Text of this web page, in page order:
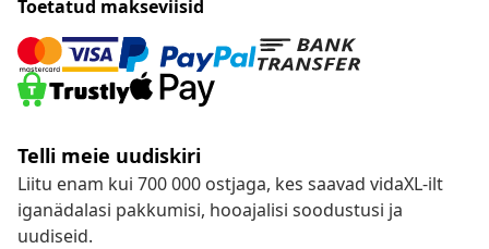
Toetatud makseviisid
Telli meie uudiskiri
Liitu enam kui 700 000 ostjaga, kes saavad vidaXL-ilt
iganädalasi pakkumisi, hooajalisi soodustusi ja
uudiseid.